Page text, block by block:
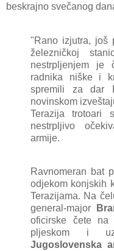
beskrаjno svečаnog
"Rаno izjutrа, još
železničkoj
nestrpljenjem je
rаdnikа niške i
spremili zа dаr
novinskom
Terаzijа
nestrpljivo
аrmije.
Rаvnomerаn bаt
odjekom konjskih
Terаzijаmа. Nа
generаl-mаjor
oficirske čete nа
pljeskom i
Jugoslovenskа